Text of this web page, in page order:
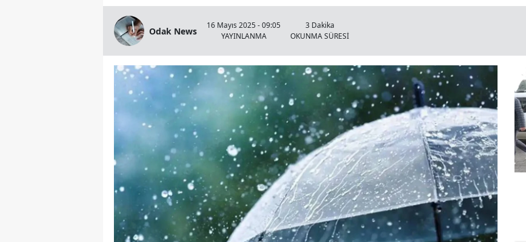
Odak News
16 Mayıs 2025 - 09:05
YAYINLANMA
3 Dakika
OKUNMA SÜRESİ